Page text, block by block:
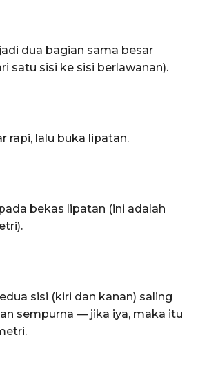
dua bagian sama besar
satu sisi ke sisi berlawanan).
rapi, lalu buka lipatan.
bekas lipatan (ini adalah
sisi (kiri dan kanan) saling
sempurna — jika iya, maka itu